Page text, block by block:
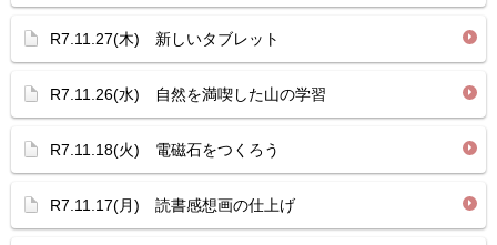
R7.11.27(木) 新しいタブレット
R7.11.26(水) 自然を満喫した山の学習
R7.11.18(火) 電磁石をつくろう
R7.11.17(月) 読書感想画の仕上げ